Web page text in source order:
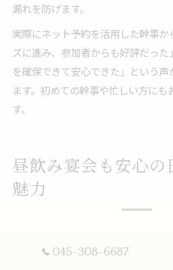
漏れを防げます。
実際にネット予約を活用した幹事
ズに進み、参加者からも好評だっ
を確保できて安心できた」という
ます。初めての幹事や忙しい方にも
す。
昼飲み宴会も安心の
魅力
045-308-6687